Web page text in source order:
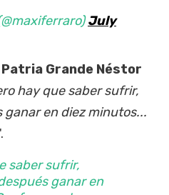
July
Grande Néstor
hay que saber sufrir,
ganar en diez minutos...
saber sufrir,
ganar en